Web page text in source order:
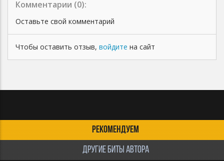
Комментарии (0):
Оставьте свой комментарий
Чтобы оставить отзыв, войдите на сайт
РЕКОМЕНДУЕМ
ДРУГИЕ БИТЫ АВТОРА